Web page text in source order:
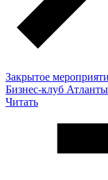
Закрытое
Бизнес-клуб
Читать